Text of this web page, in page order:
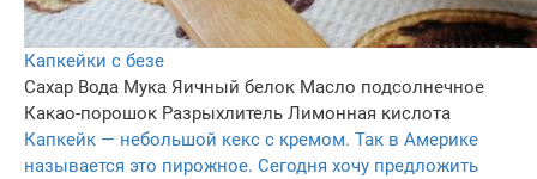
Капкейки с безе
Сахар Вода Мука Яичный белок Масло подсолнечное
Какао-порошок Разрыхлитель Лимонная кислота
Капкейк — небольшой кекс с кремом. Так в Америке
называется это пирожное. Сегодня хочу предложить